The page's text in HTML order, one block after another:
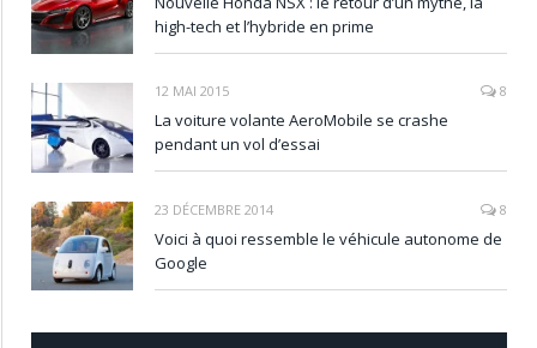
high-tech et l’hybride en prime
12 MAI 2015 8
La voiture volante AeroMobile se crashe
pendant un vol d’essai
23 DÉCEMBRE 2014 8
Voici à quoi ressemble le véhicule autonome de
Google